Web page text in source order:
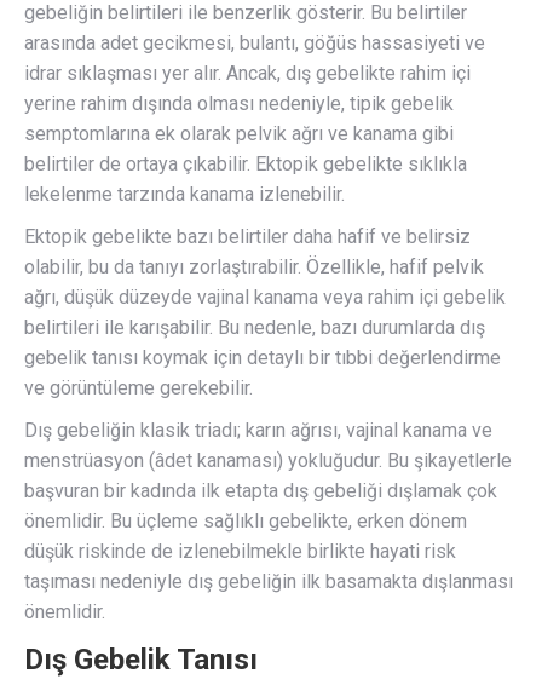
gebeliğin belirtileri ile benzerlik gösterir. Bu belirtiler
arasında adet gecikmesi, bulantı, göğüs hassasiyeti ve
idrar sıklaşması yer alır. Ancak, dış gebelikte rahim içi
yerine rahim dışında olması nedeniyle, tipik gebelik
semptomlarına ek olarak pelvik ağrı ve kanama gibi
belirtiler de ortaya çıkabilir. Ektopik gebelikte sıklıkla
lekelenme tarzında kanama izlenebilir.
Ektopik gebelikte bazı belirtiler daha hafif ve belirsiz
olabilir, bu da tanıyı zorlaştırabilir. Özellikle, hafif pelvik
ağrı, düşük düzeyde vajinal kanama veya rahim içi gebelik
belirtileri ile karışabilir. Bu nedenle, bazı durumlarda dış
gebelik tanısı koymak için detaylı bir tıbbi değerlendirme
ve görüntüleme gerekebilir.
Dış gebeliğin klasik triadı; karın ağrısı, vajinal kanama ve
menstrüasyon (âdet kanaması) yokluğudur. Bu şikayetlerle
başvuran bir kadında ilk etapta dış gebeliği dışlamak çok
önemlidir. Bu üçleme sağlıklı gebelikte, erken dönem
düşük riskinde de izlenebilmekle birlikte hayati risk
taşıması nedeniyle dış gebeliğin ilk basamakta dışlanması
önemlidir.
Dış Gebelik Tanısı